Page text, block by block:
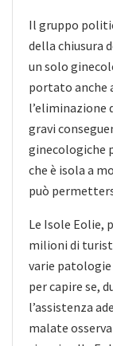
Il gruppo
della chiusura
un solo
portato anche
l’eliminazione
gravi
ginecologiche
che è isola a
può
Le Isole Eolie,
milioni di
varie
per capire se,
l’assistenza
malate